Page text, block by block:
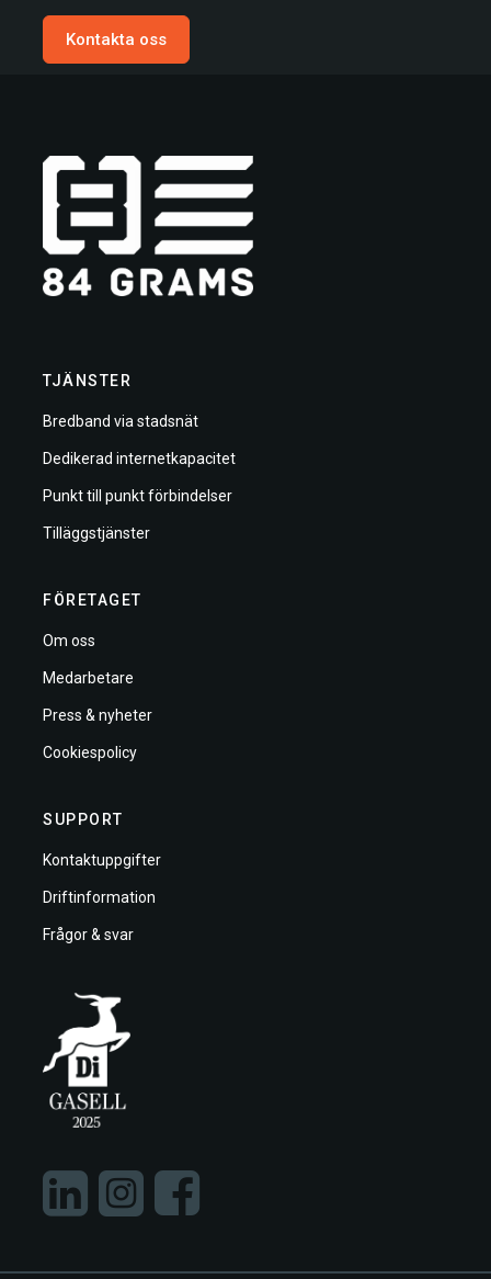
Kontakta oss
TJÄNSTER
Bredband via stadsnät
Dedikerad internetkapacitet
Punkt till punkt förbindelser
Tilläggstjänster
FÖRETAGET
Om oss
Medarbetare
Press & nyheter
Cookiespolicy
SUPPORT
Kontaktuppgifter
Driftinformation
Frågor & svar